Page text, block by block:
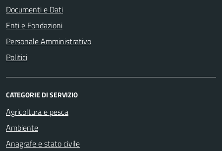
Documenti e Dati
Enti e Fondazioni
Personale Amministrativo
Politici
CATEGORIE DI SERVIZIO
Agricoltura e pesca
Ambiente
Anagrafe e stato civile